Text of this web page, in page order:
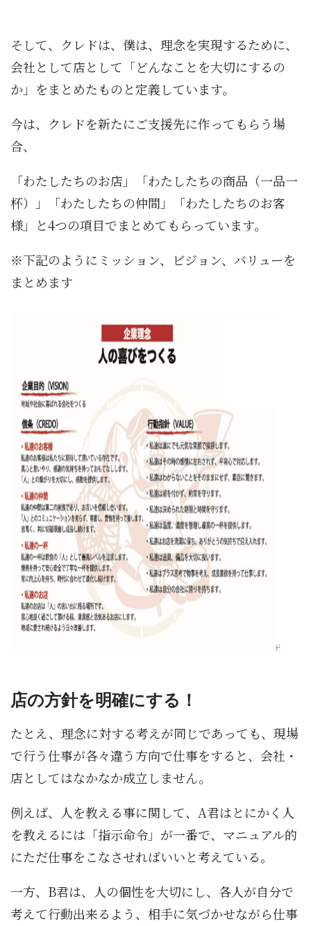
そして、クレドは、僕は、理念を実現するために、
会社として店として「どんなことを大切にするの
か」をまとめたものと定義しています。
今は、クレドを新たにご支援先に作ってもらう場
合、
「わたしたちのお店」「わたしたちの商品（一品一
杯）」「わたしたちの仲間」「わたしたちのお客
様」と4つの項目でまとめてもらっています。
※下記のようにミッション、ビジョン、バリューを
まとめます
店の方針を明確にする！
たとえ、理念に対する考えが同じであっても、現場
で行う仕事が各々違う方向で仕事をすると、会社・
店としてはなかなか成立しません。
例えば、人を教える事に関して、A君はとにかく人
を教えるには「指示命令」が一番で、マニュアル的
にただ仕事をこなさせればいいと考えている。
一方、B君は、人の個性を大切にし、各人が自分で
考えて行動出来るよう、相手に気づかせながら仕事